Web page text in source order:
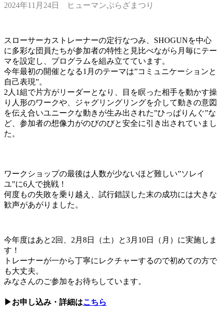
2024年11月24日 ヒューマンぷらざまつり
スローサーカストレーナーの定行なつみ、SHOGUNを中心
に多彩な団員たちが参加者の特性と見比べながら月毎にテー
マを設定し、プログラムを組み立てています。
今年最初の開催となる1月のテーマは”コミュニケーションと
自己表現”。
2人1組で片方がリーダーとなり、目を瞑った相手を動かす操
り人形のワークや、ジャグリングリングを介して動きの意図
を伝え合いユニークな動きが生み出された”ひっぱりんぐ”な
ど、参加者の想像力がのびのびと安全に引き出されていまし
た。
ワークショップの最後は人数が少ないほど難しい”ソレイ
ユ”に6人で挑戦！
何度もの失敗を乗り越え、試行錯誤した末の成功には大きな
歓声があがりました。
今年度はあと2回、2月8日（土）と3月10日（月）に実施しま
す！
トレーナーが一から丁寧にレクチャーするので初めての方で
も大丈夫。
みなさんのご参加をお待ちしています。
▶お申し込み・詳細はこちら